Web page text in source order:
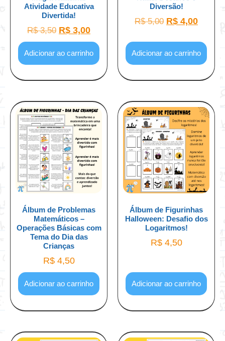
Atividade Educativa
Divertida!
R$3,50 R$ 3,00
Adicionar ao carrinho
Diversão!
R$5,00 R$ 4,00
Adicionar ao carrinho
Álbum de Problemas
Matemáticos –
Operações Básicas com
Tema do Dia das
Crianças
R$4,50
Adicionar ao carrinho
Álbum de Figurinhas
Halloween: Desafio dos
Logaritmos!
R$4,50
Adicionar ao carrinho